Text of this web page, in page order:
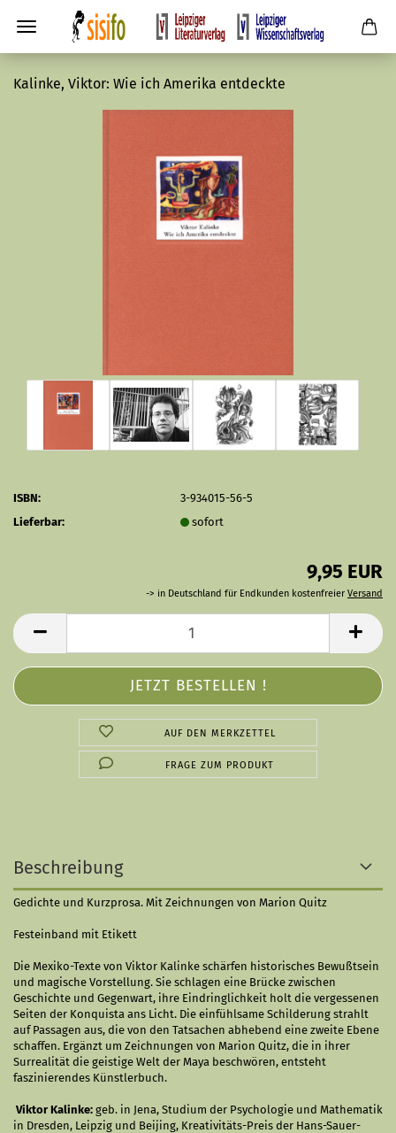
Kalinke, Viktor: Wie ich Amerika entdeckte
ISBN:
3-934015-56-5
Lieferbar:
sofort
9,95 EUR
-> in Deutschland für Endkunden kostenfreier Versand
AUF DEN MERKZETTEL
FRAGE ZUM PRODUKT
Beschreibung
Gedichte und Kurzprosa. Mit Zeichnungen von Marion Quitz
Festeinband mit Etikett
Die Mexiko-Texte von Viktor Kalinke schärfen historisches Bewußtsein
und magische Vorstellung. Sie schlagen eine Brücke zwischen
Geschichte und Gegenwart, ihre Eindringlichkeit holt die vergessenen
Seiten der Konquista ans Licht. Die einfühlsame Schilderung strahlt
auf Passagen aus, die von den Tatsachen abhebend eine zweite Ebene
schaffen. Ergänzt um Zeichnungen von Marion Quitz, die in ihrer
Surrealität die geistige Welt der Maya beschwören, entsteht
faszinierendes Künstlerbuch.
Viktor Kalinke: geb. in Jena, Studium der Psychologie und Mathematik
in Dresden, Leipzig und Beijing, Kreativitäts-Preis der Hans-Sauer-